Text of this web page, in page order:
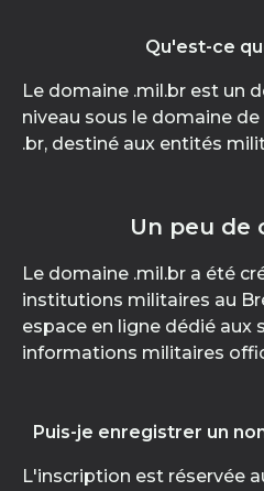
Qu'est-ce
Le domaine .mil.br est un
niveau sous le domaine
.br, destiné aux entités
Un peu de
Le domaine .mil.br a été
institutions militaires au
espace en ligne dédié aux
informations militaires
Puis-je enregistrer un
L'inscription est réservée